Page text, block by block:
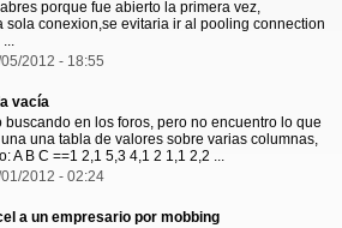
porque fue abierto la primera vez,
sola conexion,se evitaria ir al pooling connection
2012 - 18:55
vacía
en los foros, pero no encuentro lo que
una tabla de valores sobre varias columnas,
A B C ==1 2,1 5,3 4,1 2 1,1 2,2 ...
2012 - 02:24
a un empresario por mobbing